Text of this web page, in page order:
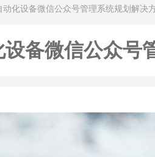
动化设备微信公众号管理系统规划解决
设备微信公众号